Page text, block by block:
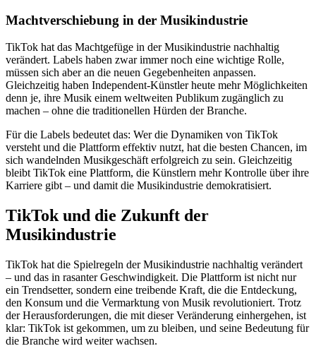
Machtverschiebung in der Musikindustrie
TikTok hat das Machtgefüge in der Musikindustrie nachhaltig
verändert. Labels haben zwar immer noch eine wichtige Rolle,
müssen sich aber an die neuen Gegebenheiten anpassen.
Gleichzeitig haben Independent-Künstler heute mehr Möglichkeiten
denn je, ihre Musik einem weltweiten Publikum zugänglich zu
machen – ohne die traditionellen Hürden der Branche.
Für die Labels bedeutet das: Wer die Dynamiken von TikTok
versteht und die Plattform effektiv nutzt, hat die besten Chancen, im
sich wandelnden Musikgeschäft erfolgreich zu sein. Gleichzeitig
bleibt TikTok eine Plattform, die Künstlern mehr Kontrolle über ihre
Karriere gibt – und damit die Musikindustrie demokratisiert.
TikTok und die Zukunft der
Musikindustrie
TikTok hat die Spielregeln der Musikindustrie nachhaltig verändert
– und das in rasanter Geschwindigkeit. Die Plattform ist nicht nur
ein Trendsetter, sondern eine treibende Kraft, die die Entdeckung,
den Konsum und die Vermarktung von Musik revolutioniert. Trotz
der Herausforderungen, die mit dieser Veränderung einhergehen, ist
klar: TikTok ist gekommen, um zu bleiben, und seine Bedeutung für
die Branche wird weiter wachsen.